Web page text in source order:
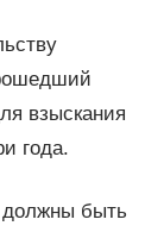
взыскания
года.
должны быть